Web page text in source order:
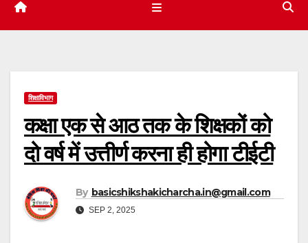
शिक्षाविभाग
कक्षा एक से आठ तक के शिक्षकों को
दो वर्ष में उत्तीर्ण करना ही होगा टीईटी
By basicshikshakicharcha.in@gmail.com
SEP 2, 2025